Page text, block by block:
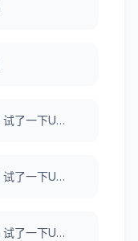
在国外怎么解除国内视频地域限制 试了一下UNBLOCKCN，真好用。
在国外怎么解除国内视频地域限制 试了一下UNBLOCKCN，真好用。
在国外怎么解除国内视频地域限制 试了一下UNBLOCKCN，真好用。